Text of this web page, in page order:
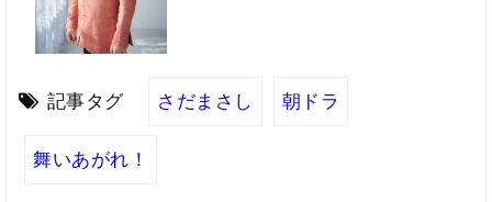
記事タグ さだまさし 朝ドラ
舞いあがれ！